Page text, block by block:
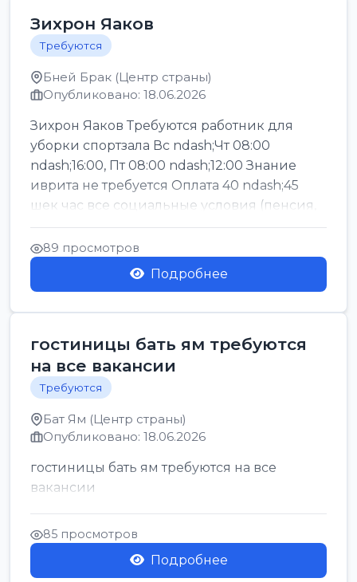
Зихрон Яаков
Требуются
Бней Брак (Центр страны)
Опубликовано: 18.06.2026
Зихрон Яаков Требуются работник для
уборки спортзала Вс ndash;Чт 08:00
ndash;16:00, Пт 08:00 ndash;12:00 Знание
иврита не требуется Оплата 40 ndash;45
шек час все социальные условия (пенсия,
керен ишт...
89 просмотров
Подробнее
гостиницы бать ям требуются
на все вакансии
Требуются
Бат Ям (Центр страны)
Опубликовано: 18.06.2026
гостиницы бать ям требуются на все
вакансии
85 просмотров
Подробнее